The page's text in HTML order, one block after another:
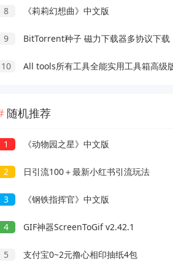
8 《莉莉幻想曲》中文版
9 BitTorrent种子 磁力下载器多协议下载
10 All tools所有工具全能实用工具箱高级
随机推荐
1 《动物园之星》中文版
2 日引流100＋最新小红书引流玩法
3 《钢铁指挥官》中文版
4 GIF神器ScreenToGif v2.42.1
5 支付宝0~2元撸心相印抽纸4包